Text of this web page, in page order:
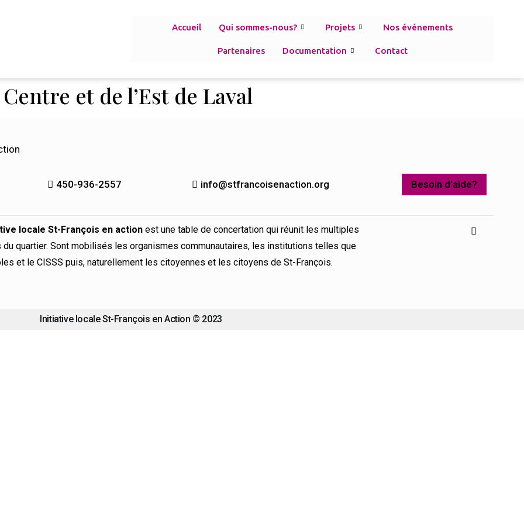
Accueil Qui sommes-nous? Projets Nos événements
Partenaires Documentation Contact
et de l’Est de Laval
450-936-2557 info@stfrancoisenaction.org Besoin d'aide?
locale St-François en action est une table de concertation qui réunit les multiples
du quartier. Sont mobilisés les organismes communautaires, les institutions telles que
et le CISSS puis, naturellement les citoyennes et les citoyens de St-François.
Initiative locale St-François en Action © 2023